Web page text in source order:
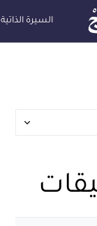
السيرة الذاتية